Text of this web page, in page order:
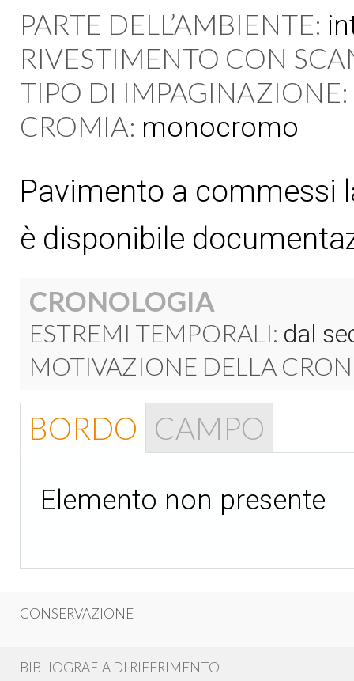
PARTE DELL’AMBIENTE:
RIVESTIMENTO CON
TIPO DI IMPAGINAZIONE:
CROMIA: monocromo
Pavimento a commessi
è disponibile
CRONOLOGIA
ESTREMI TEMPORALI: dal
MOTIVAZIONE DELLA
BORDO CAMPO
Elemento non presente
CONSERVAZIONE
BIBLIOGRAFIA DI RIFERIMENTO